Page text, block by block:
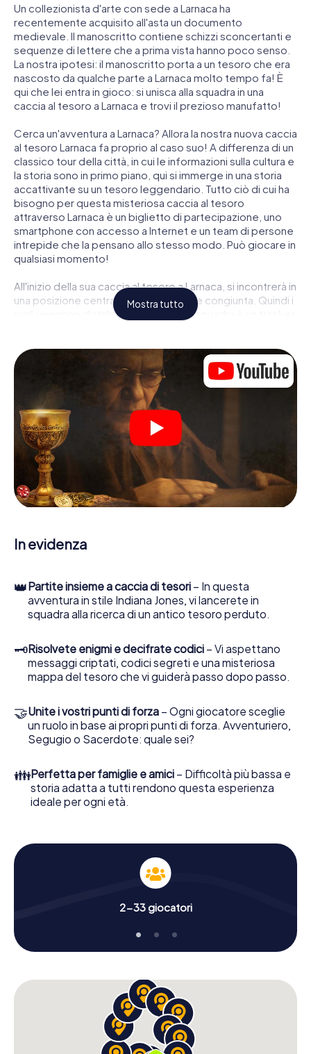
Un collezionista d'arte con sede a Larnaca ha
recentemente acquisito all'asta un documento
medievale. Il manoscritto contiene schizzi sconcertanti e
sequenze di lettere che a prima vista hanno poco senso.
La nostra ipotesi: il manoscritto porta a un tesoro che era
nascosto da qualche parte a Larnaca molto tempo fa! È
qui che lei entra in gioco: si unisca alla squadra in una
caccia al tesoro a Larnaca e trovi il prezioso manufatto!
Cerca un'avventura a Larnaca? Allora la nostra nuova caccia
al tesoro Larnaca fa proprio al caso suo! A differenza di un
classico tour della città, in cui le informazioni sulla cultura e
la storia sono in primo piano, qui si immerge in una storia
accattivante su un tesoro leggendario. Tutto ciò di cui ha
bisogno per questa misteriosa caccia al tesoro
attraverso Larnaca è un biglietto di partecipazione, uno
smartphone con accesso a Internet e un team di persone
intrepide che la pensano allo stesso modo. Può giocare in
qualsiasi momento!
All'inizio della sua caccia al tesoro a Larnaca, si incontrerà in
una posizione centrale per una riunione congiunta. Quindi i
ruoli vengono distribuiti. Chi della sua squadra è un tracker
tesoro a Larnaca c'è un ruolo adatto per ogni giocatore.
Una volta assegnati i ruoli, può iniziare la caccia al tesoro
del thriller poliziesco a Larnaca: puoi decifrare codici
crittografati, risolvere complicati compiti logici e cercare
indizi, indizi in vari luoghi della città. Il suo smartphone è il
suo strumento di indagine più importante: la nostra app
web sviluppata appositamente le consente di interrogare
le persone di contatto ed esaminare stringhe
enigmatiche, la aiuta a raccogliere oggetti e la guida in
sicurezza per Larnaca.
vi immergerete sempre più in profondità
nell'emozionante storia, presto scoprirete che il prezioso
Mostra tutto
In evidenza
👑Partite insieme a caccia di tesori – In questa
avventura in stile Indiana Jones, vi lancerete in
squadra alla ricerca di un antico tesoro perduto.
🗝Risolvete enigmi e decifrate codici – Vi aspettano
messaggi criptati, codici segreti e una misteriosa
mappa del tesoro che vi guiderà passo dopo passo.
🤝Unite i vostri punti di forza – Ogni giocatore sceglie
un ruolo in base ai propri punti di forza. Avventuriero,
Segugio o Sacerdote: quale sei?
👪Perfetta per famiglie e amici – Difficoltà più bassa e
storia adatta a tutti rendono questa esperienza
ideale per ogni età.
2-33 giocatori